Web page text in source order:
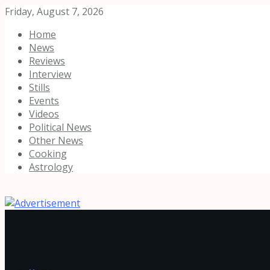
Friday, August 7, 2026
Home
News
Reviews
Interview
Stills
Events
Videos
Political News
Other News
Cooking
Astrology